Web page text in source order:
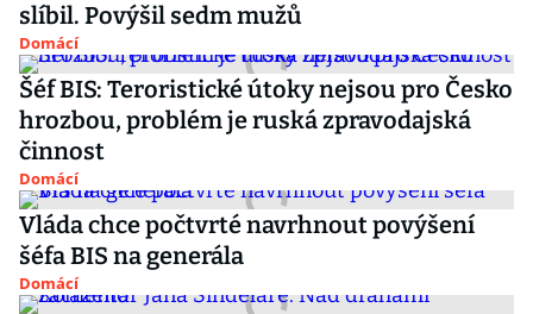
slíbil. Povýšil sedm mužů
Domácí
Šéf BIS: Teroristické útoky nejsou pro Česko
hrozbou, problém je ruská zpravodajská
činnost
Domácí
Vláda chce počtvrté navrhnout povýšení
šéfa BIS na generála
Domácí